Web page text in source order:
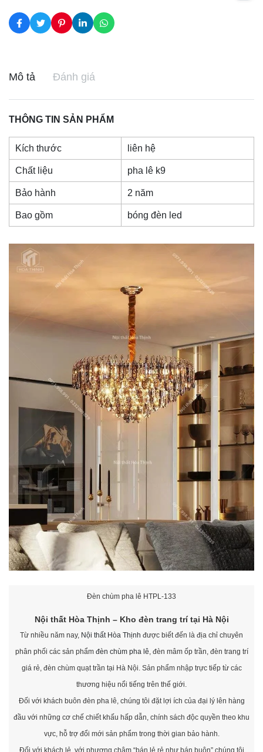
Mô tả Đánh giá
THÔNG TIN SẢN PHẨM
Kích thước liên hệ
Chất liệu pha lê k9
Bảo hành 2 năm
Bao gồm bóng đèn led
Đèn chùm pha lê HTPL-133
Nội thất Hòa Thịnh – Kho đèn trang trí tại Hà Nội
Từ nhiều năm nay, Nội thất Hòa Thịnh được biết đến là địa chỉ chuyên
phân phối các sản phẩm đèn chùm pha lê, đèn mâm ốp trần, đèn trang trí
giá rẻ, đèn chùm quạt trần tại Hà Nội. Sản phẩm nhập trực tiếp từ các
thương hiệu nổi tiếng trên thế giới.
Đối với khách buôn đèn pha lê, chúng tôi đặt lợi ích của đại lý lên hàng
đầu với những cơ chế chiết khấu hấp dẫn, chính sách độc quyền theo khu
vực, hỗ trợ đổi mới sản phẩm trong thời gian bảo hành.
Đối với khách lẻ, với phương châm “bán lẻ rẻ như bán buôn” chúng tôi